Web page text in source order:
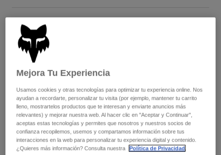
Explorar MTB
Product Help
Guía de Equipamiento de MTB
Guía de cuidado de cascos
Product Help
Guía de Equipamiento de Moto
Guía de cuidado de cascos
Guía de cuidado de las botas
Sudaderas
Ver todo
Accesorios
Gorras y Gorros
Bolsas y Mochilas
Calcetines
Stickers
Calcetines
Ver todo
Ropa Casual
Tops
Sudaderas
Chaquetas
Pantalones
Cuadro de tallas
XS
Color -Blanco tiza
seleccionado
Mejora Tu Experiencia
Usamos cookies y otras tecnologías para optimizar tu experiencia online. Nos
ayudan a recordarte, personalizar tu visita (por ejemplo, mantener tu carrito
lleno, mostrartelos productos que te interesan y enviarte anuncios más
relevantes) y mejorar nuestra web. Al hacer clic en "Aceptar y Continuar",
aceptas estas tecnologías y permites que nosotros y nuestros socios de
confianza recopilemos, usemos y compartamos información sobre tus
interacciones en la web para personalizar tu experiencia digital y contenido.
¿Quieres más información? Consulta nuestra
Política de Privacidad